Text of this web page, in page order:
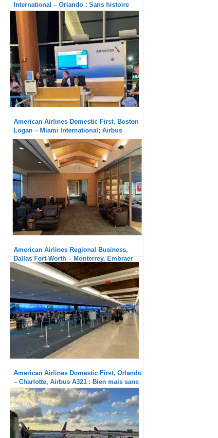
International – Orlando : Sans histoire
American Airlines Domestic First, Boston
Logan – Miami International; Airbus
A321neo : Un retard insupportable
American Airlines Regional Business,
Dallas Fort-Worth – Monterrey, Embraer
175 : Bien
American Airlines Domestic First, Orlando
– Charlotte, Airbus A321 : Bien mais sans
plus